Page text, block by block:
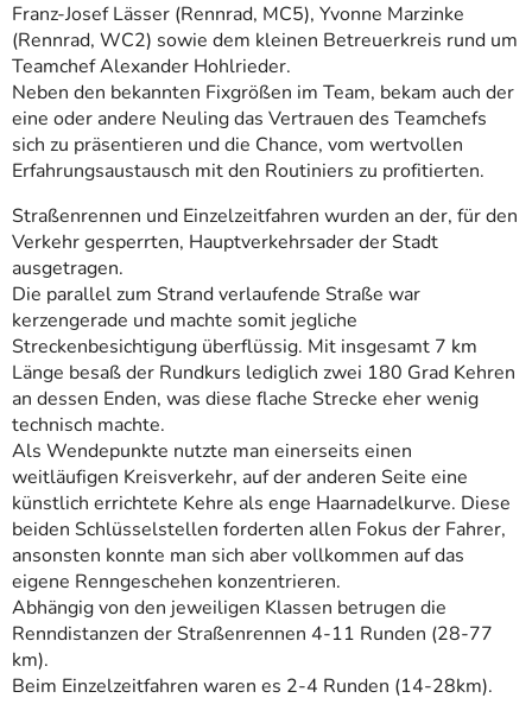
Franz-Josef Lässer (Rennrad, MC5), Yvonne Marzinke
(Rennrad, WC2) sowie dem kleinen Betreuerkreis rund um
Teamchef Alexander Hohlrieder.
Neben den bekannten Fixgrößen im Team, bekam auch der
eine oder andere Neuling das Vertrauen des Teamchefs
sich zu präsentieren und die Chance, vom wertvollen
Erfahrungsaustausch mit den Routiniers zu profitierten.
Straßenrennen und Einzelzeitfahren wurden an der, für den
Verkehr gesperrten, Hauptverkehrsader der Stadt
ausgetragen.
Die parallel zum Strand verlaufende Straße war
kerzengerade und machte somit jegliche
Streckenbesichtigung überflüssig. Mit insgesamt 7 km
Länge besaß der Rundkurs lediglich zwei 180 Grad Kehren
an dessen Enden, was diese flache Strecke eher wenig
technisch machte.
Als Wendepunkte nutzte man einerseits einen
weitläufigen Kreisverkehr, auf der anderen Seite eine
künstlich errichtete Kehre als enge Haarnadelkurve. Diese
beiden Schlüsselstellen forderten allen Fokus der Fahrer,
ansonsten konnte man sich aber vollkommen auf das
eigene Renngeschehen konzentrieren.
Abhängig von den jeweiligen Klassen betrugen die
Renndistanzen der Straßenrennen 4-11 Runden (28-77
km).
Beim Einzelzeitfahren waren es 2-4 Runden (14-28km).